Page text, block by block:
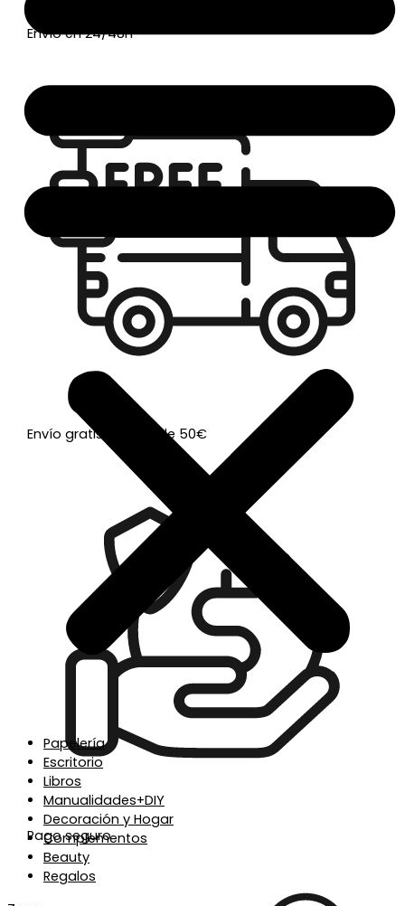
Papelería
Escritorio
Libros
Manualidades+DIY
Decoración y Hogar
Complementos
Beauty
Regalos
Envío en 24/48h
Envío gratis a partir de 50€
Pago seguro